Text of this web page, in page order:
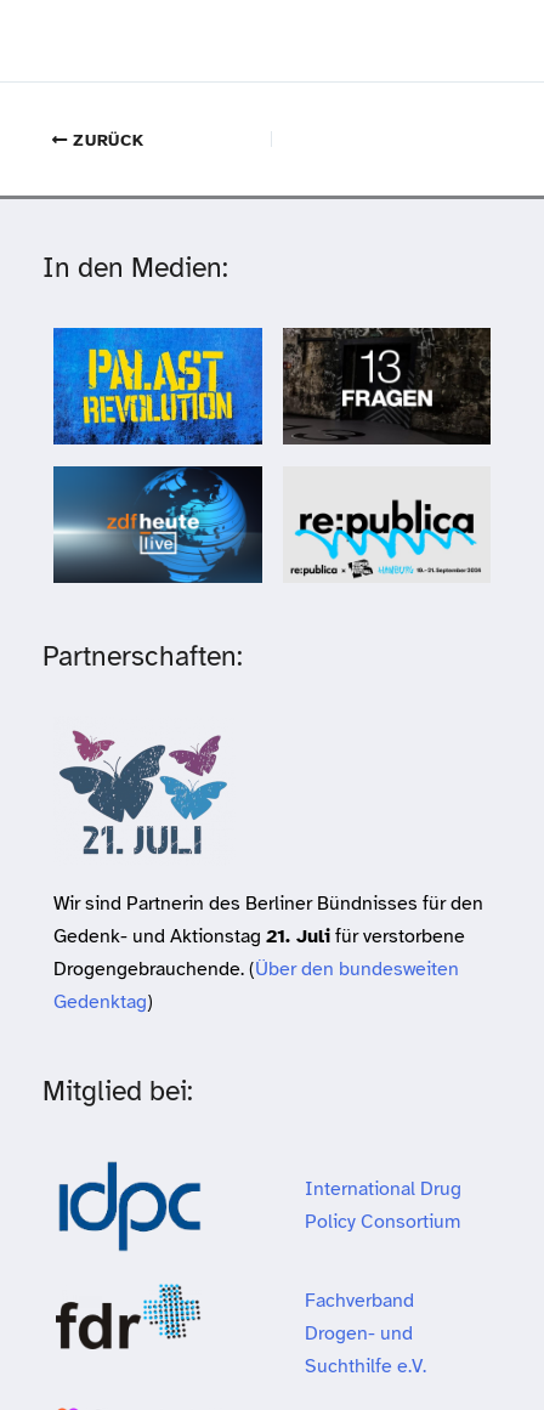
ZURÜCK
In den Medien:
Partnerschaften:
Wir sind Partnerin des Berliner Bündnisses für den
Gedenk- und Aktionstag 21. Julifür verstorbene
Drogengebrauchende. (Über den bundesweiten
Gedenktag)
Mitglied bei:
International Drug
Policy Consortium
Fachverband
Drogen- und
Suchthilfe e.V.